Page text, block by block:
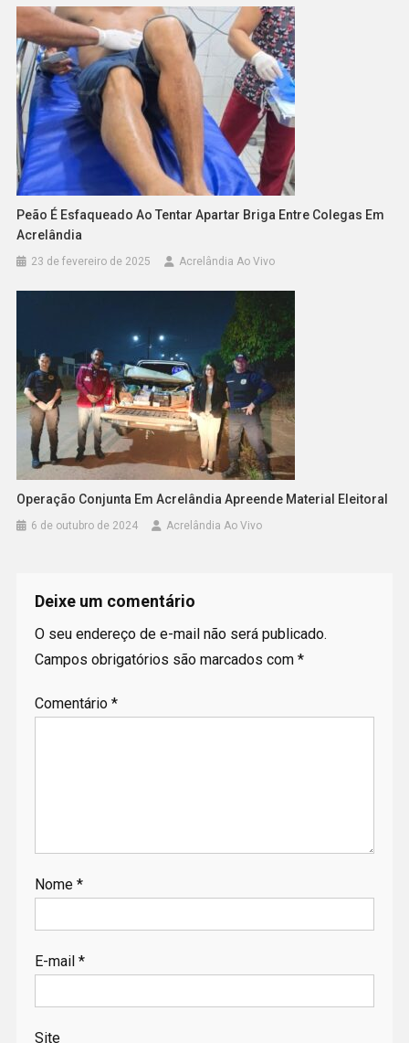
Peão É Esfaqueado Ao Tentar Apartar Briga Entre Colegas Em
Acrelândia
23 de fevereiro de 2025 Acrelândia Ao Vivo
Operação Conjunta Em Acrelândia Apreende Material Eleitoral
6 de outubro de 2024 Acrelândia Ao Vivo
Deixe um comentário
O seu endereço de e-mail não será publicado.
Campos obrigatórios são marcados com *
Comentário *
Nome *
E-mail *
Site